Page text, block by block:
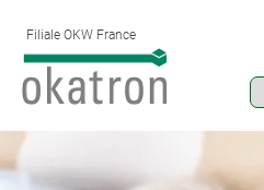
Filiale OKW France